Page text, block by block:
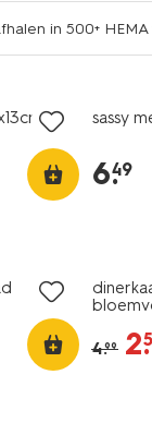
in 500+
sassy
6.
49
4.99 2.